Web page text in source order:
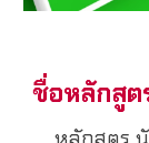
ชื่อหลักสูต